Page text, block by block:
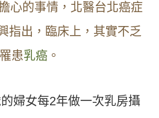
心的事情，北醫台北癌症
指出，臨床上，其實不乏
患乳癌 。
的婦女每2年做一次乳房攝